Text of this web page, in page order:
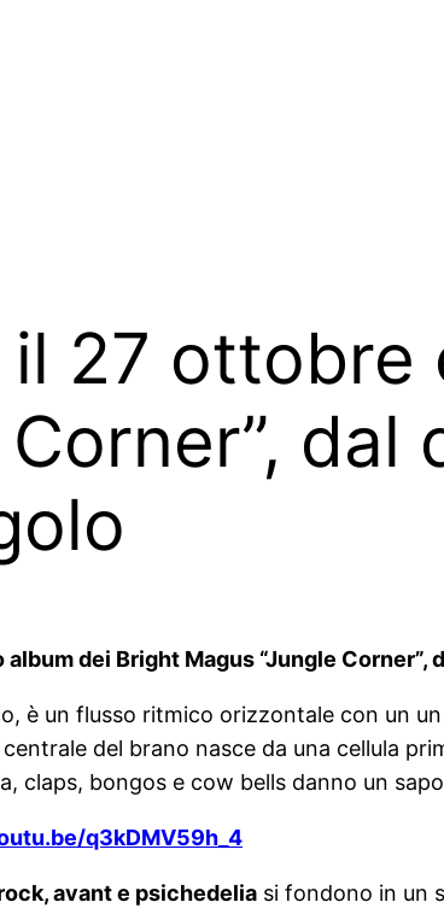
27 ottobre
Corner”,
dei Bright Magus “Jungle Corner”,
è un flusso ritmico orizzontale con un
del brano nasce da una cellula
claps, bongos e cow bells danno un
q3kDMV59h_4
avant e psichedelia si fondono in un